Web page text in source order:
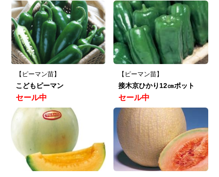
【ピーマン苗】
こどもピーマン
セール中
【ピーマン苗】
接木京ひかり12㎝ポット
セール中